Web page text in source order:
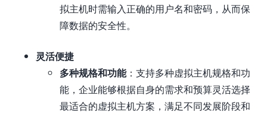
拟主机时需输入正确的用户名和密码，从而保
障数据的安全性。
灵活便捷
多种规格和功能：支持多种虚拟主机规格和功
能，企业能够根据自身的需求和预算灵活选择
最适合的虚拟主机方案，满足不同发展阶段和